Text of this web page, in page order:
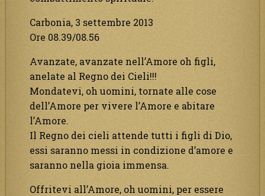
Carbonia, 3 settembre 2013
Ore 08.39/08.56
Avanzate, avanzate nell’Amore oh figli,
anelate al Regno dei Cieli!!!
Mondatevi, oh uomini, tornate alle cose
dell’Amore per vivere l’Amore e abitare
l’Amore.
Il Regno dei cieli attende tutti i figli di Dio,
essi saranno messi in condizione d’amore e
saranno nella gioia immensa.
Offritevi all’Amore, oh uomini, per essere